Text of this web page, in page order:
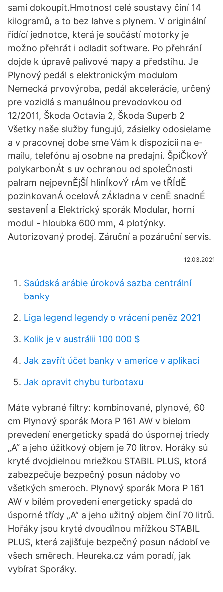
sami dokoupit.Hmotnost celé soustavy činí 14
kilogramů, a to bez lahve s plynem. V originální
řídící jednotce, která je součástí motorky je
možno přehrát i odladit software. Po přehrání
dojde k úpravě palivové mapy a předstihu. Je
Plynový pedál s elektronickým modulom
Nemecká prvovýroba, pedál akcelerácie, určený
pre vozidlá s manuálnou prevodovkou od
12/2011, Škoda Octavia 2, Škoda Superb 2
Všetky naše služby fungujú, zásielky odosielame
a v pracovnej dobe sme Vám k dispozícii na e-
mailu, telefónu aj osobne na predajni. ŠpiČkovÝ
polykarbonÁt s uv ochranou od spoleČnosti
palram nejpevnĚjŠÍ hlinÍkovÝ rÁm ve tŘÍdĚ
pozinkovanÁ ocelovÁ zÁkladna v cenĚ snadnÉ
sestavenÍ a Elektrický sporák Modular, horní
modul - hloubka 600 mm, 4 plotýnky.
Autorizovaný prodej. Záruční a pozáruční servis.
12.03.2021
Saúdská arábie úroková sazba centrální
banky
Liga legend legendy o vrácení peněz 2021
Kolik je v austrálii 100 000 $
Jak zavřít účet banky v americe v aplikaci
Jak opravit chybu turbotaxu
Máte vybrané filtry: kombinované, plynové, 60
cm Plynový sporák Mora P 161 AW v bielom
prevedení energeticky spadá do úspornej triedy
„A“ a jeho úžitkový objem je 70 litrov. Horáky sú
kryté dvojdielnou mriežkou STABIL PLUS, ktorá
zabezpečuje bezpečný posun nádoby vo
všetkých smeroch. Plynový sporák Mora P 161
AW v bílém provedení energeticky spadá do
úsporné třídy „A“ a jeho užitný objem činí 70 litrů.
Hořáky jsou kryté dvoudílnou mřížkou STABIL
PLUS, která zajišťuje bezpečný posun nádobí ve
všech směrech. Heureka.cz vám poradí, jak
vybírat Sporáky.